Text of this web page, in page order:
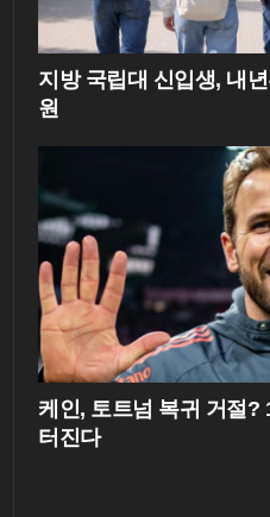
지방 국립대 신입생, 내
원
케인, 토트넘 복귀 거절?
터진다